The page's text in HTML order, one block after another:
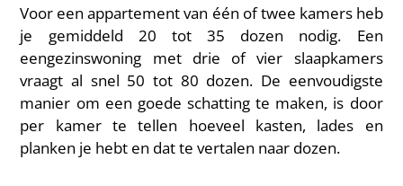
Voor een appartement van één of twee kamers heb
je gemiddeld 20 tot 35 dozen nodig. Een
eengezinswoning met drie of vier slaapkamers
vraagt al snel 50 tot 80 dozen. De eenvoudigste
manier om een goede schatting te maken, is door
per kamer te tellen hoeveel kasten, lades en
planken je hebt en dat te vertalen naar dozen.